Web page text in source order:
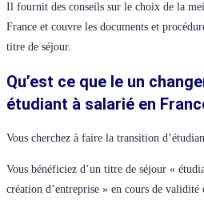
Il fournit des conseils sur le choix de la
France et couvre les documents et
titre de séjour.
Qu’est ce que le un
étudiant à salarié en
Vous cherchez à faire la transition
Vous bénéficiez d’un titre de séjour «
création d’entreprise » en cours de